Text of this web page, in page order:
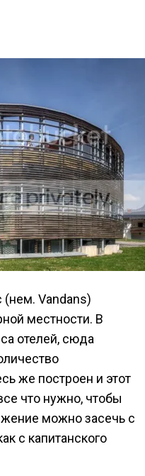
(нем. Vandans)
местности. В
отелей, сюда
же построен и этот
что нужно, чтобы
можно засечь с
с капитанского